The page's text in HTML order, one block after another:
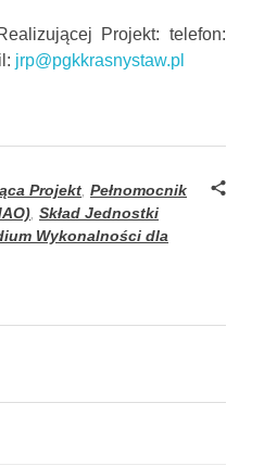
Projekt: telefon:
jrp@pgkkrasnystaw.pl
Projekt, Pełnomocnik
, Skład Jednostki
Wykonalności dla